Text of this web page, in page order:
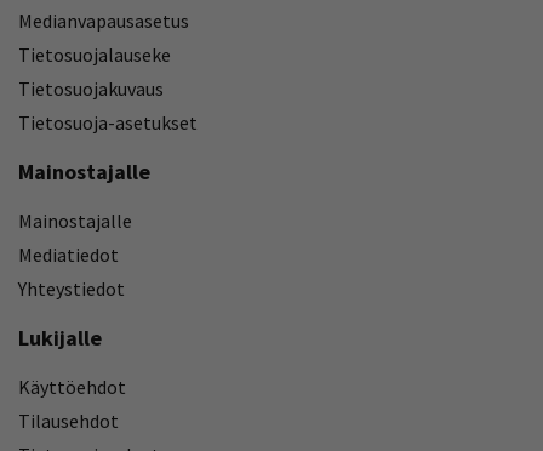
Medianvapausasetus
Tietosuojalauseke
Tietosuojakuvaus
Tietosuoja-asetukset
Mainostajalle
Mainostajalle
Mediatiedot
Yhteystiedot
Lukijalle
Käyttöehdot
Tilausehdot